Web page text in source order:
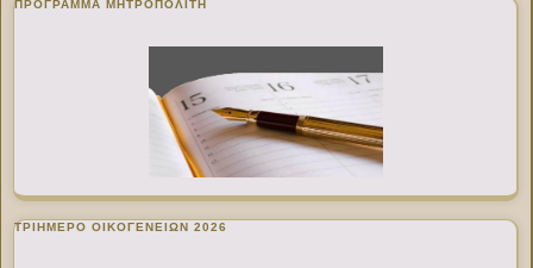
ΠΡΌΓΡΑΜΜΑ ΜΗΤΡΟΠΟΛΊΤΗ
ΤΡΙΗΜΕΡΟ ΟΙΚΟΓΕΝΕΙΩΝ 2026